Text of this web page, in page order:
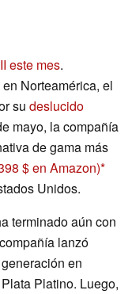
este mes.
Norteamérica, el
su deslucido
mayo, la compañía
de gama más
$ en Amazon)
Unidos.
terminado aún con
lanzó
en
Platino. Luego,